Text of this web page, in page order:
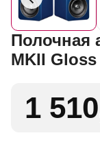
Полочная
MKII
1